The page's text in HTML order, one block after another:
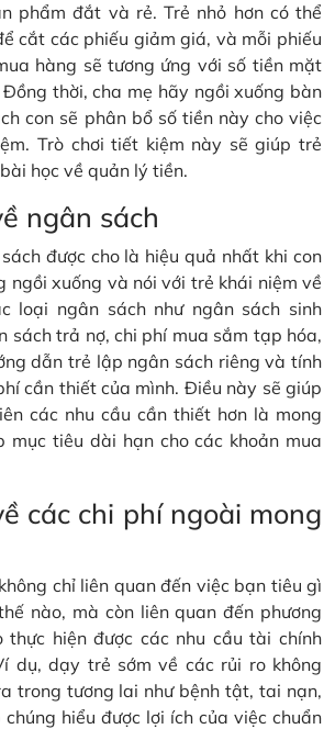
phẩm đắt và rẻ. Trẻ nhỏ hơn có thể
cắt các phiếu giảm giá, và mỗi phiếu
hàng sẽ tương ứng với số tiền mặt
thời, cha mẹ hãy ngồi xuống bàn
con sẽ phân bổ số tiền này cho việc
Trò chơi tiết kiệm này sẽ giúp trẻ
học về quản lý tiền.
ngân sách
được cho là hiệu quả nhất khi con
ngồi xuống và nói với trẻ khái niệm về
loại ngân sách như ngân sách sinh
sách trả nợ, chi phí mua sắm tạp hóa,
dẫn trẻ lập ngân sách riêng và tính
cần thiết của mình. Điều này sẽ giúp
các nhu cầu cần thiết hơn là mong
mục tiêu dài hạn cho các khoản mua
các chi phí ngoài mong
chỉ liên quan đến việc bạn tiêu gì
nào, mà còn liên quan đến phương
hiện được các nhu cầu tài chính
dụ, dạy trẻ sớm về các rủi ro không
trong tương lai như bệnh tật, tai nạn,
hiểu được lợi ích của việc chuẩn